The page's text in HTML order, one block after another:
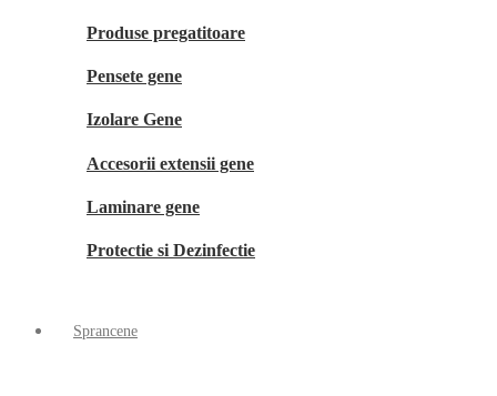
Produse pregatitoare
Pensete gene
Izolare Gene
Accesorii extensii gene
Laminare gene
Protectie si Dezinfectie
Sprancene